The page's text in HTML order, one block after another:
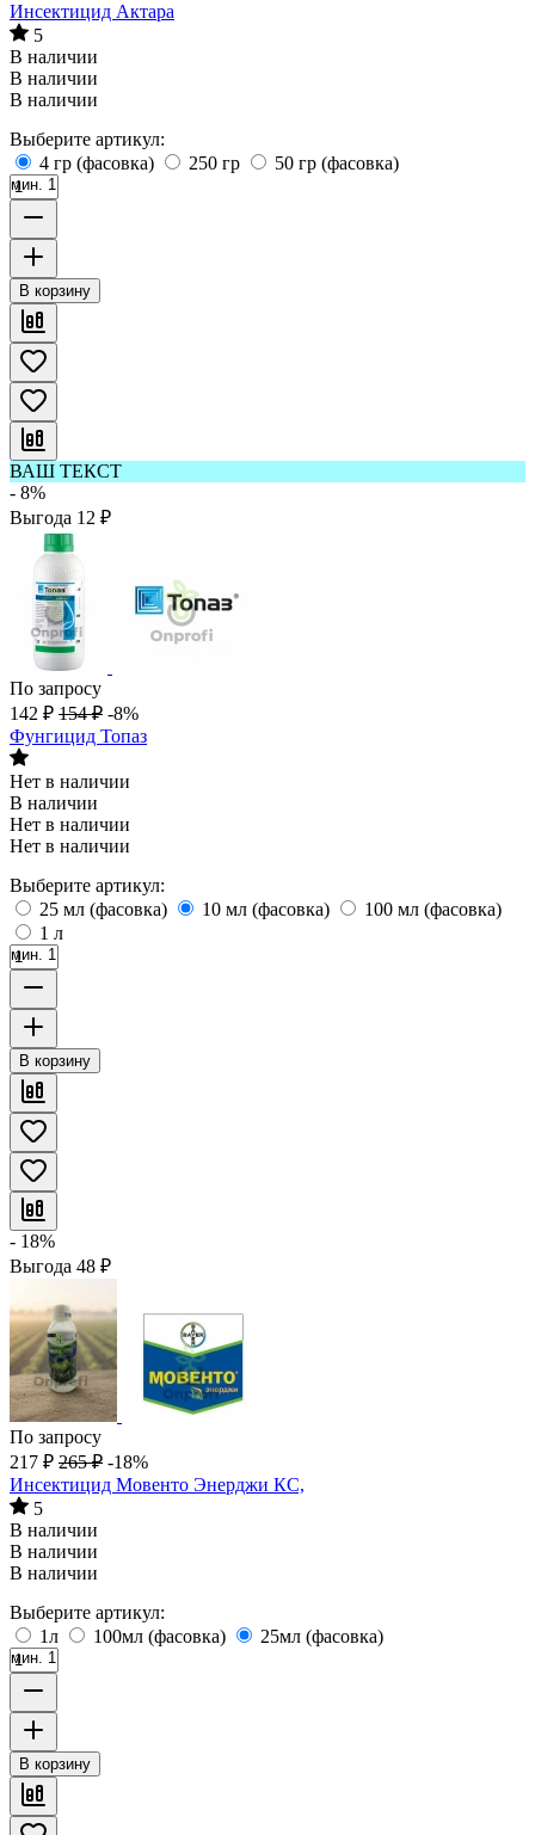
Инсектицид Актара
5
В наличии
В наличии
В наличии
Выберите артикул:
4 гр (фасовка)
250 гр 50 гр (фасовка)
мин. 1
В корзину
ВАШ ТЕКСТ
- 8%
Выгода 12 ₽
По запросу
142 ₽ 154 ₽ -8%
Фунгицид Топаз
Нет в наличии
В наличии
Нет в наличии
Нет в наличии
Выберите артикул:
25 мл (фасовка)
10 мл (фасовка)
100 мл (фасовка)
1 л
мин. 1
В корзину
- 18%
Выгода 48 ₽
По запросу
217 ₽ 265 ₽ -18%
Инсектицид Мовенто Энерджи КС,
5
В наличии
В наличии
В наличии
Выберите артикул:
1л
100мл (фасовка) 25мл (фасовка)
мин. 1
В корзину